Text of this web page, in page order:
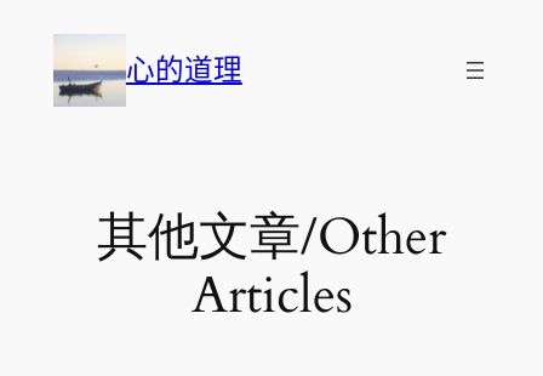
心的道理
其他文章/Other
Articles